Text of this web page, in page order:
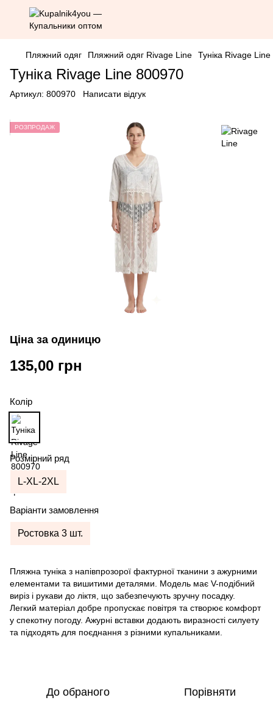
Пляжний одяг Пляжний одяг Rivage Line Тунiка Rivage
Туніка Rivage Line 800970
Артикул: 800970 Написати відгук
РОЗПРОДАЖ
Ціна за одиницю
135,00 грн
Колір
Розмірний ряд
L-XL-2XL
Варіанти замовлення
Ростовка 3 шт.
Пляжна туніка з напівпрозорої фактурної тканини з ажурними
елементами та вишитими деталями. Модель має V-подібний
виріз і рукави до ліктя, що забезпечують зручну посадку.
Легкий матеріал добре пропускає повітря та створює комфорт
у спекотну погоду. Ажурні вставки додають виразності силуету
та підходять для поєднання з різними купальниками.
До обраного Порівняти